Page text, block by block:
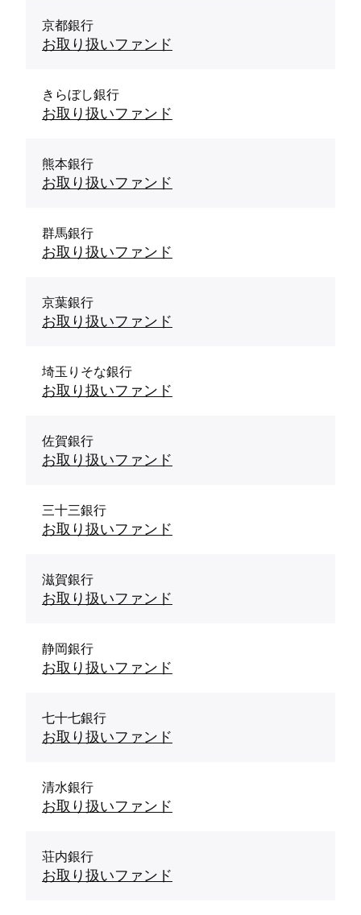
京都銀行
お取り扱いファンド
きらぼし銀行
お取り扱いファンド
熊本銀行
お取り扱いファンド
群馬銀行
お取り扱いファンド
京葉銀行
お取り扱いファンド
埼玉りそな銀行
お取り扱いファンド
佐賀銀行
お取り扱いファンド
三十三銀行
お取り扱いファンド
滋賀銀行
お取り扱いファンド
静岡銀行
お取り扱いファンド
七十七銀行
お取り扱いファンド
清水銀行
お取り扱いファンド
荘内銀行
お取り扱いファンド